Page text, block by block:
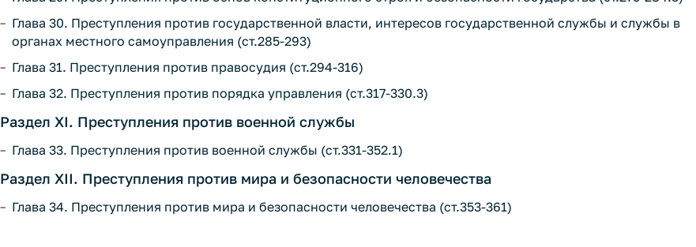
Глава 30. Преступления против государственной власти, интересов государственной службы и службы в
органах местного самоуправления (ст.285-293)
Глава 31. Преступления против правосудия (ст.294-316)
Глава 32. Преступления против порядка управления (ст.317-330.3)
Раздел XI. Преступления против военной службы
Глава 33. Преступления против военной службы (ст.331-352.1)
Раздел XII. Преступления против мира и безопасности человечества
Глава 34. Преступления против мира и безопасности человечества (ст.353-361)